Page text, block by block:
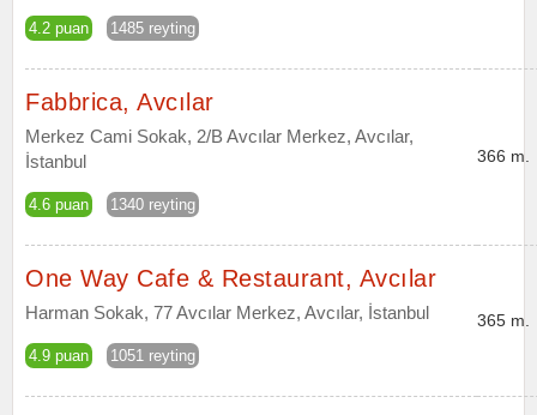
4.2 puan 1485 reyting
Fabbrica, Avcılar
Merkez Cami Sokak, 2/B Avcılar Merkez, Avcılar,
İstanbul
4.6 puan 1340 reyting
366 m.
One Way Cafe & Restaurant, Avcılar
Harman Sokak, 77 Avcılar Merkez, Avcılar, İstanbul
4.9 puan 1051 reyting
365 m.